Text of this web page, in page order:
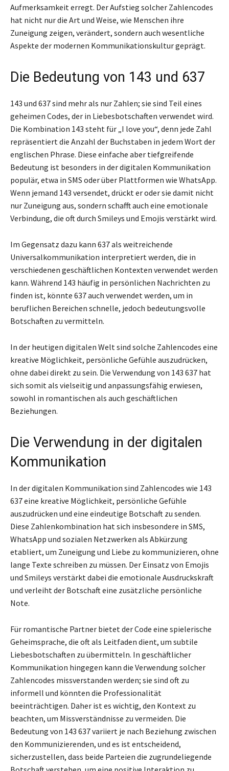
Aufmerksamkeit erregt. Der Aufstieg solcher Zahlencodes
hat nicht nur die Art und Weise, wie Menschen ihre
Zuneigung zeigen, verändert, sondern auch wesentliche
Aspekte der modernen Kommunikationskultur geprägt.
Die Bedeutung von 143 und 637
143 und 637 sind mehr als nur Zahlen; sie sind Teil eines
geheimen Codes, der in Liebesbotschaften verwendet wird.
Die Kombination 143 steht für „I love you“, denn jede Zahl
repräsentiert die Anzahl der Buchstaben in jedem Wort der
englischen Phrase. Diese einfache aber tiefgreifende
Bedeutung ist besonders in der digitalen Kommunikation
populär, etwa in SMS oder über Plattformen wie WhatsApp.
Wenn jemand 143 versendet, drückt er oder sie damit nicht
nur Zuneigung aus, sondern schafft auch eine emotionale
Verbindung, die oft durch Smileys und Emojis verstärkt wird.
Im Gegensatz dazu kann 637 als weitreichende
Universalkommunikation interpretiert werden, die in
verschiedenen geschäftlichen Kontexten verwendet werden
kann. Während 143 häufig in persönlichen Nachrichten zu
finden ist, könnte 637 auch verwendet werden, um in
beruflichen Bereichen schnelle, jedoch bedeutungsvolle
Botschaften zu vermitteln.
In der heutigen digitalen Welt sind solche Zahlencodes eine
kreative Möglichkeit, persönliche Gefühle auszudrücken,
ohne dabei direkt zu sein. Die Verwendung von 143 637 hat
sich somit als vielseitig und anpassungsfähig erwiesen,
sowohl in romantischen als auch geschäftlichen
Beziehungen.
Die Verwendung in der digitalen
Kommunikation
In der digitalen Kommunikation sind Zahlencodes wie 143
637 eine kreative Möglichkeit, persönliche Gefühle
auszudrücken und eine eindeutige Botschaft zu senden.
Diese Zahlenkombination hat sich insbesondere in SMS,
WhatsApp und sozialen Netzwerken als Abkürzung
etabliert, um Zuneigung und Liebe zu kommunizieren, ohne
lange Texte schreiben zu müssen. Der Einsatz von Emojis
und Smileys verstärkt dabei die emotionale Ausdruckskraft
und verleiht der Botschaft eine zusätzliche persönliche
Note.
Für romantische Partner bietet der Code eine spielerische
Geheimsprache, die oft als Leitfaden dient, um subtile
Liebesbotschaften zu übermitteln. In geschäftlicher
Kommunikation hingegen kann die Verwendung solcher
Zahlencodes missverstanden werden; sie sind oft zu
informell und könnten die Professionalität
beeinträchtigen. Daher ist es wichtig, den Kontext zu
beachten, um Missverständnisse zu vermeiden. Die
Bedeutung von 143 637 variiert je nach Beziehung zwischen
den Kommunizierenden, und es ist entscheidend,
sicherzustellen, dass beide Parteien die zugrundeliegende